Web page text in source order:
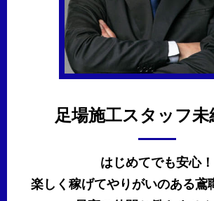
足場施工スタッフ未
はじめてでも安心！
楽しく稼げてやりがいのある鳶